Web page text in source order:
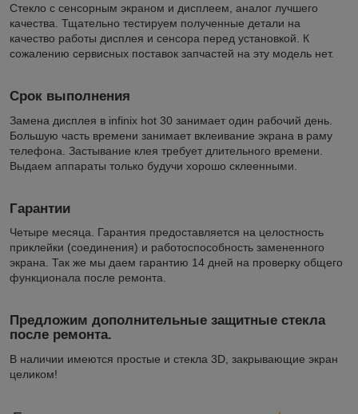
Стекло с сенсорным экраном и дисплеем, аналог лучшего
качества. Тщательно тестируем полученные детали на
качество работы дисплея и сенсора перед установкой. К
сожалению сервисных поставок запчастей на эту модель нет.
Срок выполнения
Замена дисплея в infinix hot 30 занимает один рабочий день.
Большую часть времени занимает вклеивание экрана в раму
телефона. Застывание клея требует длительного времени.
Выдаем аппараты только будучи хорошо склеенными.
Гарантии
Четыре месяца. Гарантия предоставляется на целостность
приклейки (соединения) и работоспособность замененного
экрана. Так же мы даем гарантию 14 дней на проверку общего
функционала после ремонта.
Предложим дополнительные защитные стекла
после ремонта.
В наличии имеются простые и стекла 3D, закрывающие экран
целиком!